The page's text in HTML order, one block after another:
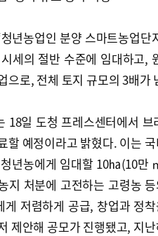
청년농업인 분양 스마트농업
세의 절반 수준에 임대하고,
으로, 전체 토지 규모의 3배가
18일 도청 프레스센터에서
할 예정이라고 밝혔다. 이는
년농에게 임대할 10㏊(10만
지 처분에 고전하는 고령농
게 저렴하게 공급, 창업과 정
제안해 공모가 진행됐고, 지